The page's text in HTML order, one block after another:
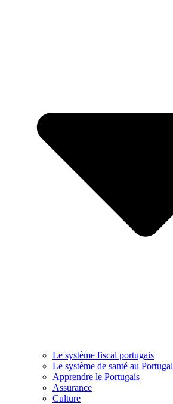
Le système fiscal portugais
Le système de santé au Portugal
Apprendre le Portugais
Assurance
Culture